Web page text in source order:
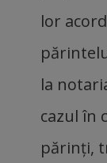
lor
la
cazul în
părinţi,